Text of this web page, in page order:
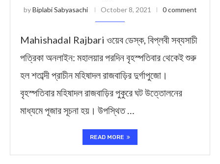
byBiplabi Sabyasachi October 8, 2021 0 comment
Mahishadal Rajbari ওয়েব ডেস্ক, বিপ্লবী সব্যসাচী
পত্রিকা অনলাইন: মহালয়ার পরদিন বৃহস্পতিবার থেকেই শুরু
হল শতাব্দী প্রাচীন মহিষাদল রাজবাড়ির দুর্গাপুজো।
বৃহস্পতিবার মহিষাদল রাজবাড়ির পুকুরে ঘট উত্তোলনের
মাধ্যমে পূজার সূচনা হয়। উপস্থিত …
READ MORE